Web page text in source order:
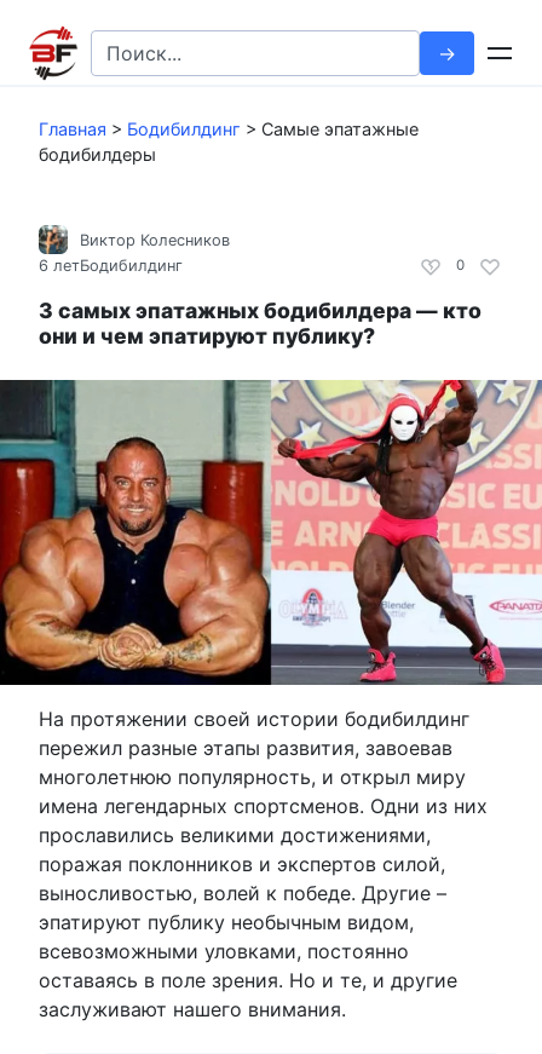
контенту
Search
for:
Главная > Бодибилдинг > Самые эпатажные
бодибилдеры
0
Виктор Колесников
6 летБодибилдинг
3 самых эпатажных бодибилдера — кто
они и чем эпатируют публику?
На протяжении своей истории бодибилдинг
пережил разные этапы развития, завоевав
многолетнюю популярность, и открыл миру
имена легендарных спортсменов. Одни из них
прославились великими достижениями,
поражая поклонников и экспертов силой,
выносливостью, волей к победе. Другие –
эпатируют публику необычным видом,
всевозможными уловками, постоянно
оставаясь в поле зрения. Но и те, и другие
заслуживают нашего внимания.